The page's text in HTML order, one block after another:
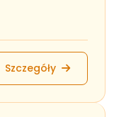
Szczegóły